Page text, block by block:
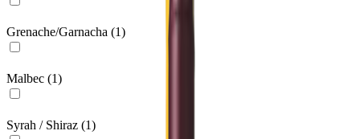
Grenache/Garnacha (1)
Malbec (1)
Syrah / Shiraz (1)